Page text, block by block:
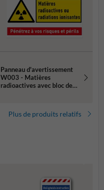
Panneau d'avertissement
W003 - Matières
radioactives avec bloc de
Plus de produits relatifs